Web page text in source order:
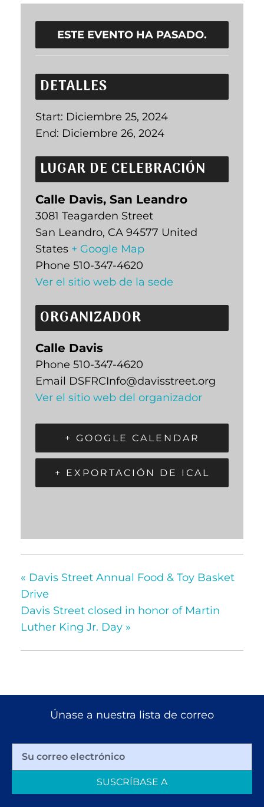
ESTE EVENTO HA PASADO.
DETALLES
Start: Diciembre 25, 2024
End: Diciembre 26, 2024
LUGAR DE CELEBRACIÓN
Calle Davis, San Leandro
3081 Teagarden Street
San Leandro, CA 94577 United
States + Google Map
Phone 510-347-4620
Ver el sitio web de la sede
ORGANIZADOR
Calle Davis
Phone 510-347-4620
Email DSFRCInfo@davisstreet.org
Ver el sitio web del organizador
+ GOOGLE CALENDAR
+ EXPORTACIÓN DE ICAL
« Davis Street Annual Food & Toy Basket
Drive
Davis Street closed in honor of Martin
Luther King Jr. Day »
Únase a nuestra lista de correo
SUSCRÍBASE A